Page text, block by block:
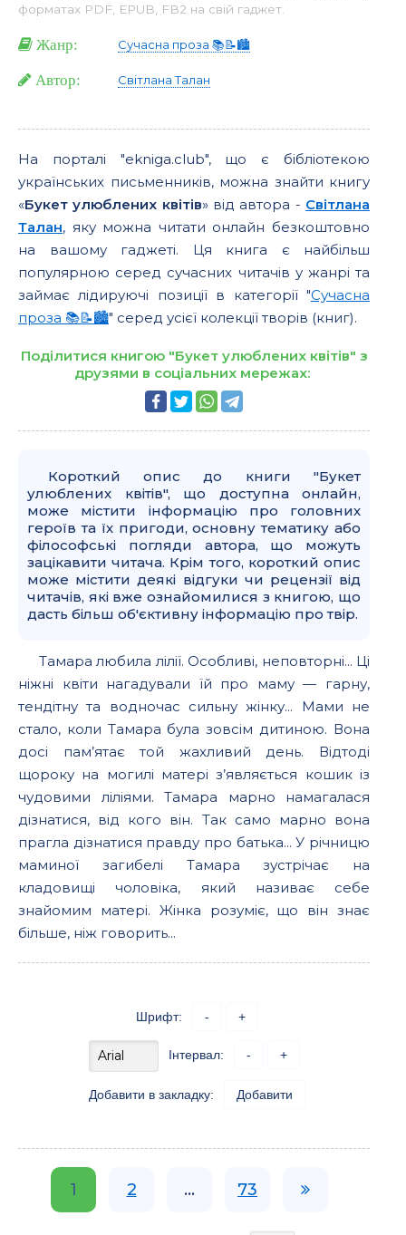
форматах PDF, EPUB, FB2 на свій гаджет.
Жанр: Сучасна проза 📚📝🏙️
Автор: Світлана Талан
На порталі "ekniga.club", що є бібліотекою
українських письменників, можна знайти книгу
«Букет улюблених квітів» від автора - Світлана
Талан, яку можна читати онлайн безкоштовно
на вашому гаджеті. Ця книга є найбільш
популярною серед сучасних читачів у жанрі та
займає лідируючі позиції в категорії "Сучасна
проза 📚📝🏙️" серед усієї колекції творів (книг).
Поділитися книгою "Букет улюблених квітів" з
друзями в соціальних мережах:
Короткий опис до книги "Букет
улюблених квітів", що доступна онлайн,
може містити інформацію про головних
героїв та їх пригоди, основну тематику або
філософські погляди автора, що можуть
зацікавити читача. Крім того, короткий опис
може містити деякі відгуки чи рецензії від
читачів, які вже ознайомилися з книгою, що
дасть більш об'єктивну інформацію про твір.
Тамара любила лілії. Особливі, неповторні... Ці
ніжні квіти нагадували їй про маму — гарну,
тендітну та водночас сильну жінку... Мами не
стало, коли Тамара була зовсім дитиною. Вона
досі пам’ятає той жахливий день. Відтоді
щороку на могилі матері з’являється кошик із
чудовими ліліями. Тамара марно намагалася
дізнатися, від кого він. Так само марно вона
прагла дізнатися правду про батька... У річницю
маминої загибелі Тамара зустрічає на
кладовищі чоловіка, який називає себе
знайомим матері. Жінка розуміє, що він знає
більше, ніж говорить...
Шрифт: - +
Інтервал: - +
Добавити в закладку: Добавити
1 2 ... 73